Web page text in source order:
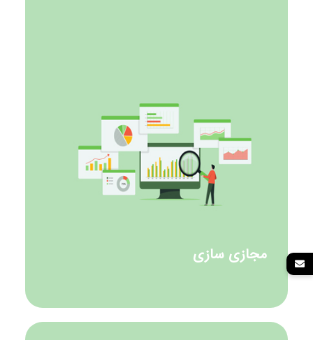
مجازی سازی